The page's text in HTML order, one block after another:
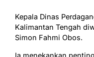
Kepala Dinas
Kalimantan Tengah
Simon Fahmi Obos.
Ia menekankan